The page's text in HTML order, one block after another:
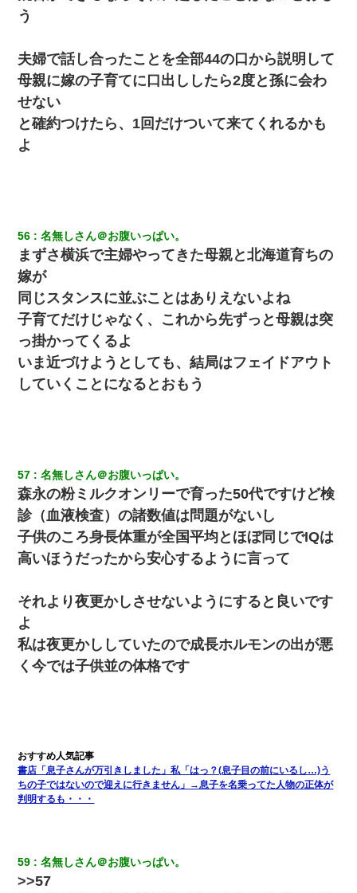
う
夫婦で話し合ったことを全部44の口から説明して
母親に嫁の子育てに口出ししたら2度と孫に会わ
せない
と確約つけたら、1回だけついて来てくれるかも
よ
56 名無しさん＠お腹いっぱい。
まずさ横浜で主婦やってきた母親と北海道育ちの
嫁が
同じスタンスに並ぶことはありえないよね
子育てだけじゃなく、これから先ずっと母親は突
っ掛かってくるよ
いま近づけようとしても、結局はフェイドアウト
していくことになるとおもう
57 名無しさん＠お腹いっぱい。
森永の粉ミルクオンリーで育った50代ですけど検
診（血液検査）の諸数値は問題がないし
子供のころ身長体重が全国平均とほぼ同じでIQは
高いほうだったから安心するように言って
それより夜更かしさせないようにすると良いです
よ
私は夜更かししていたので成長ホルモンの出が悪
く今では子供並の体格です
書店「息子さんが万引きしました」私「はっ？(息子目の前にいるし…)う
ちの子ではないので迎えに行きません」→息子を名乗ってた人物の正体が
判明するも・・・
59 名無しさん＠お腹いっぱい。
>>57